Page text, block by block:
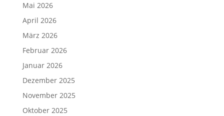
Mai 2026
April 2026
März 2026
Februar 2026
Januar 2026
Dezember 2025
November 2025
Oktober 2025